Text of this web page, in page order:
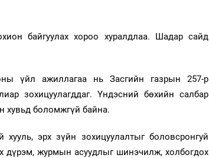
байгуулах хороо хуралдлаа. Шадар сайд
үйл ажиллагаа нь Засгийн газрын 257-р
зохицуулагддаг. Үндэсний бөхийн салбар
хувьд боломжгүй байна.
эрх зүйн зохицуулалтыг боловсронгуй
дүрэм, журмын асуудлыг шинэчилж, холбогдох